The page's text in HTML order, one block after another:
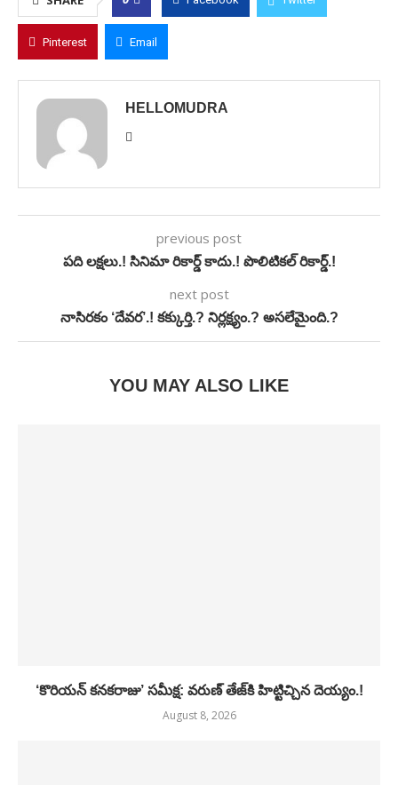
Pinterest Email
HELLOMUDRA
previous post
పది లక్షలు.! సినిమా రికార్డ్ కాదు.! పొలిటికల్ రికార్డ్.!
next post
నాసిరకం ‘దేవర’.! కక్కుర్తి.? నిర్లక్ష్యం.? అసలేమైంది.?
YOU MAY ALSO LIKE
‘కొరియన్ కనకరాజు’ సమీక్ష: వరుణ్ తేజ్‌కి హిట్టిచ్చిన దెయ్యం.!
August 8, 2026